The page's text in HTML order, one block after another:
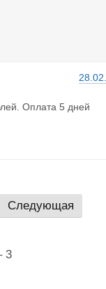
Оплата 5 дней
Следующая
3